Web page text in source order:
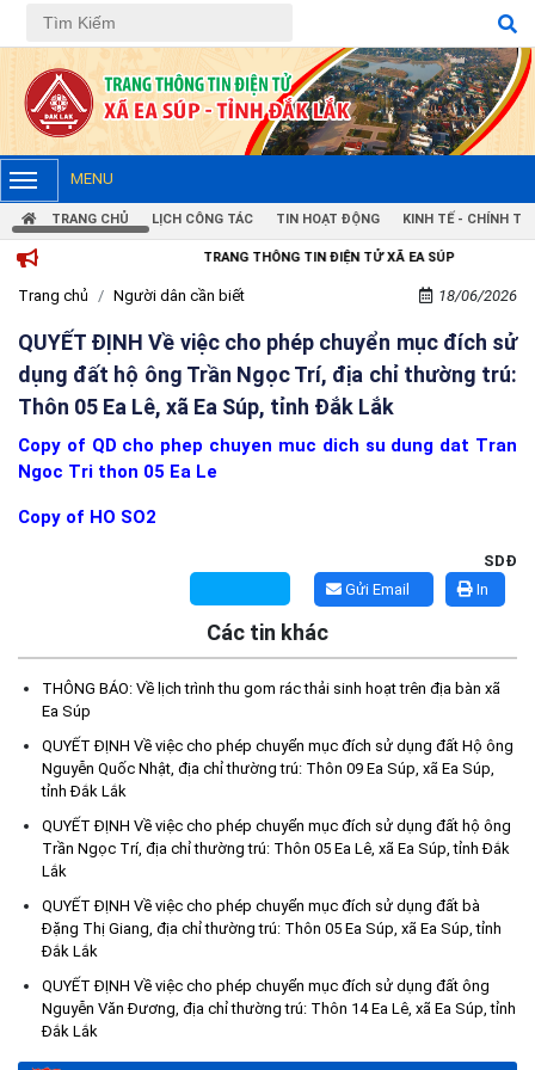
MENU
TRANG CHỦ LỊCH CÔNG TÁC TIN HOẠT ĐỘNG KINH TẾ - CHÍNH TRỊ
TRANG THÔNG TIN ĐIỆN TỬ XÃ EA SÚP
Trang chủ Người dân cần biết 18/06/2026
QUYẾT ĐỊNH Về việc cho phép chuyển mục đích sử
dụng đất hộ ông Trần Ngọc Trí, địa chỉ thường trú:
Thôn 05 Ea Lê, xã Ea Súp, tỉnh Đắk Lắk
Copy of QD cho phep chuyen muc dich su dung dat Tran
Ngoc Tri thon 05 Ea Le
Copy of HO SO2
SDĐ
In
Gửi Email
Các tin khác
THÔNG BÁO: Về lịch trình thu gom rác thải sinh hoạt trên địa bàn xã
Ea Súp
QUYẾT ĐỊNH Về việc cho phép chuyển mục đích sử dụng đất Hộ ông
Nguyễn Quốc Nhật, địa chỉ thường trú: Thôn 09 Ea Súp, xã Ea Súp,
tỉnh Đắk Lắk
QUYẾT ĐỊNH Về việc cho phép chuyển mục đích sử dụng đất hộ ông
Trần Ngọc Trí, địa chỉ thường trú: Thôn 05 Ea Lê, xã Ea Súp, tỉnh Đắk
Lắk
QUYẾT ĐỊNH Về việc cho phép chuyển mục đích sử dụng đất bà
Đặng Thị Giang, địa chỉ thường trú: Thôn 05 Ea Súp, xã Ea Súp, tỉnh
Đắk Lắk
QUYẾT ĐỊNH Về việc cho phép chuyển mục đích sử dụng đất ông
Nguyễn Văn Đương, địa chỉ thường trú: Thôn 14 Ea Lê, xã Ea Súp, tỉnh
Đắk Lắk
Kế hoạch Tổ chức lấy mẫu hài cốt liệt sĩ đối với các mộ chưa
xác định được thông tin trong nghĩa trang liệt sĩ trên địa bàn xã
Ea Súp để giám định AND
(06/08/2026)
Thông báo nghiêm cấm sử dụng đất với khu vực Quy hoạch
cấp đất sản xuất cho các hộ nghèo, cận nghèo thiếu đất sản
xuất trên địa bàn xã.
(06/08/2026)